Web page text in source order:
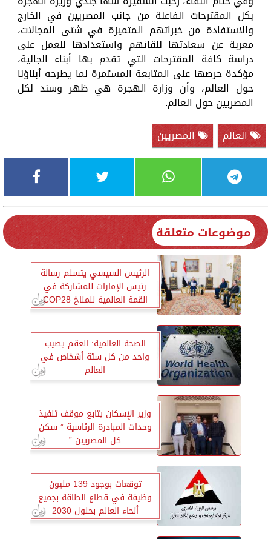
بكل المقترحات الفاعلة من جانب المصريين في الخارج
والاستفادة من خبراتهم المتميزة في شتى المجالات،
معربة عن سعادتها للقائهم واستعدادها للعمل على
دراسة كافة المقترحات التي تقدم بها أبناء الجالية،
مؤكدة حرصها على المتابعة المستمرة لما يطرحه أبناؤنا
حول العالم، وأن وزارة الهجرة هي ظهر وسند لكل
المصريين حول العالم.
العالم
المصريين
موضوعات متعلقة
الرئيس السيسي يتسلم رسالة
رئيس الإمارات للمشاركة في
القمة العالمية للمناخ COP28
الصحة العالمية: العقم يصيب
واحد من كل ستة أشخاص في
العالم
وزير الإسكان يتابع موقف تنفيذ
وحدات المبادرة الرئاسية ” سكن
كل المصريين ”
توقعات بوجود 139 مليون
وظيفة في قطاع الطاقة بجميع
أنحاء العالم بحلول 2030